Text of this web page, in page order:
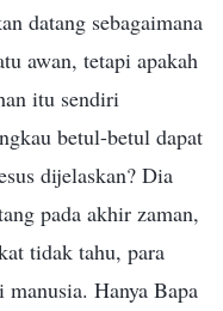
datang sebagaimana
awan, tetapi apakah
itu sendiri
betul-betul dapat
dijelaskan? Dia
pada akhir zaman,
tidak tahu, para
Hanya Bapa